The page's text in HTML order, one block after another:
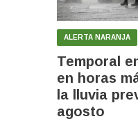
ALERTA NARANJA
Temporal
en horas
la lluvia
agosto